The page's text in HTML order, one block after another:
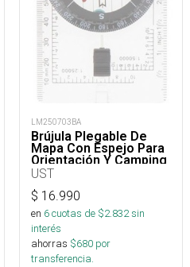
LM250703BA
Brújula Plegable De
Mapa Con Espejo Para
Orientación Y Camping
UST
$ 16.990
en 6cuotas de $2.832sin
interés
ahorras $680 por
transferencia.